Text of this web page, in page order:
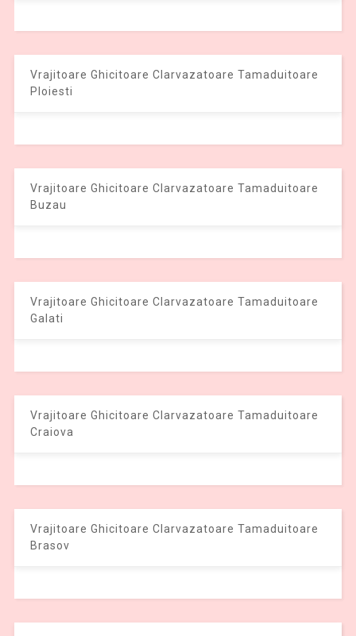
Vrajitoare Ghicitoare Clarvazatoare Tamaduitoare
Ploiesti
Vrajitoare Ghicitoare Clarvazatoare Tamaduitoare
Buzau
Vrajitoare Ghicitoare Clarvazatoare Tamaduitoare
Galati
Vrajitoare Ghicitoare Clarvazatoare Tamaduitoare
Craiova
Vrajitoare Ghicitoare Clarvazatoare Tamaduitoare
Brasov